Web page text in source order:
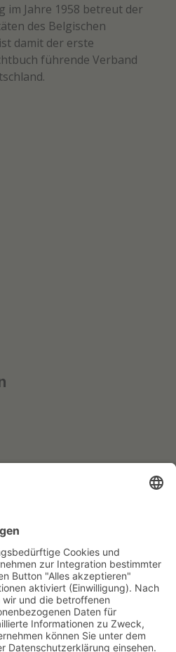
im Jahre 1958 betreut der
des Belgischen
damit der erste
führende Verband